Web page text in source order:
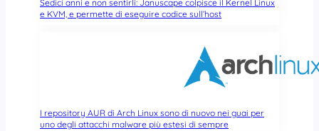
Sedici anni e non sentirli: Januscape colpisce il Kernel Linux
e KVM, e permette di eseguire codice sull’host
I repository AUR di Arch Linux sono di nuovo nei guai per
uno degli attacchi malware più estesi di sempre